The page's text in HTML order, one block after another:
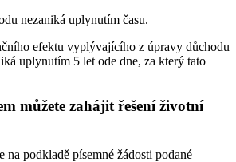
nezaniká uplynutím času.
efektu vyplývajícího z úpravy důchodu
uplynutím 5 let ode dne, za který tato
můžete zahájit řešení životní
na podkladě písemné žádosti podané